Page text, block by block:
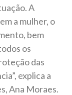
A
a mulher, o
bem
os
das
explica a
Ana Moraes.